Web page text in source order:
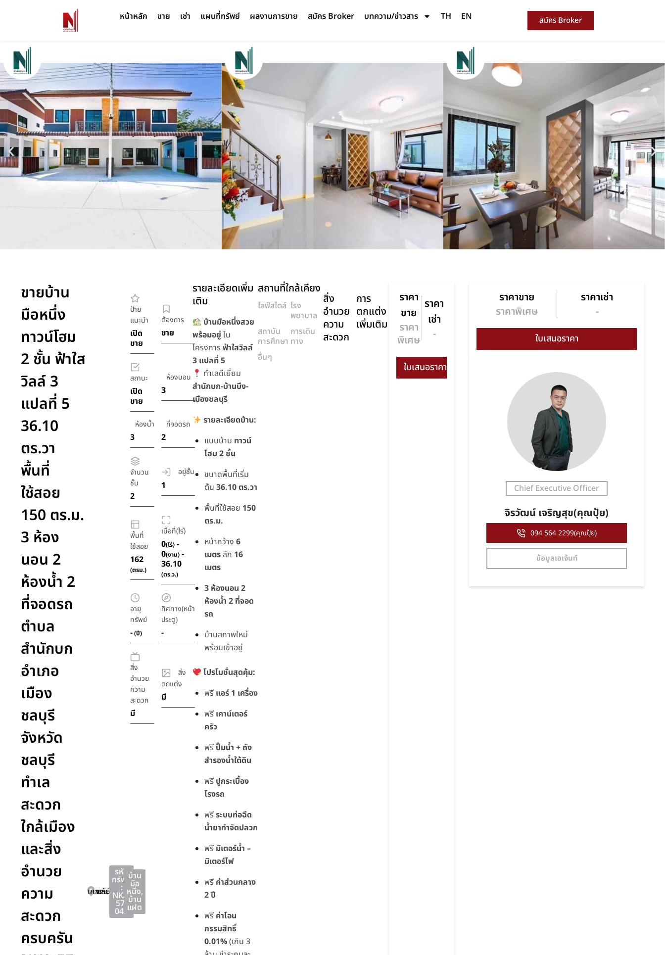
หน้าหลัก ขาย เช่า แผนที่ทรัพย์ ผลงานการขาย สมัคร Broker บทความ/ข่าวสาร TH EN สมัคร Broker
ขายบ้าน
มือหนึ่ง
ทาวน์โฮม
2 ชั้น ฟ้าใส
วิลล์ 3
แปลที่ 5
36.10
ตร.วา
พื้นที่
ใช้สอย
150 ตร.ม.
3 ห้อง
นอน 2
ห้องน้ำ 2
ที่จอดรถ
ตำบล
สำนักบก
อำเภอ
เมือง
ชลบุรี
จังหวัด
ชลบุรี
ทำเล
สะดวก
ใกล้เมือง
และสิ่ง
อำนวย
ความ
สะดวก
ครบครัน
เกาะลันตา
เกาะลันตา
กระบี่
รหัส
ทรัพย์
:
NKA-
57-
043
บ้าน
มือ
หนึ่ง,
บ้าน
แฝด
ป้าย
แนะนำ
เปิด
ขาย
ต้องการ
ขาย
สถานะ
เปิด
ขาย
ห้องนอน
3
ห้องน้ำ
3
ที่จอดรถ
2
จำนวน
ชั้น
2
อยู่ชั้น
1
พื้นที่
ใช้สอย
162
(ตรม.)
เนื้อที่(ไร่)
0(ไร่) -
0(งาน) -
36.10
(ตร.ว.)
อายุ
ทรัพย์
-(ปี)
ทิศทาง(หน้า
ประตู)
-
สิ่ง
อำนวย
ความ
สะดวก
มี
สิ่ง
ตกแต่ง
มี
รายละเอียดเพิ่ม
เติม
บ้านมือหนึ่งสวย
พร้อมอยู่ ใน
โครงการฟ้าใสวิลล์
3 แปลที่ 5
ทำเลดีเยี่ยม
สำนักบก-บ้านบึง-
เมืองชลบุรี
รายละเอียดบ้าน:
แบบบ้าน ทาวน์
โฮม 2 ชั้น
ขนาดพื้นที่เริ่ม
ต้น 36.10 ตร.วา
พื้นที่ใช้สอย 150
ตร.ม.
หน้ากว้าง 6
เมตรลึก 16
เมตร
3 ห้องนอน 2
ห้องน้ำ 2 ที่จอด
รถ
บ้านสภาพใหม่
พร้อมเข้าอยู่
โปรโมชั่นสุดคุ้ม:
ฟรี แอร์ 1 เครื่อง
ฟรี เคาน์เตอร์
ครัว
ฟรี ปั๊มน้ำ + ถัง
สำรองน้ำใต้ดิน
ฟรี ปูกระเบื้อง
โรงรถ
ฟรีระบบท่อฉีด
น้ำยากำจัดปลวก
ฟรี มิเตอร์น้ำ –
มิเตอร์ไฟ
ฟรี ค่าส่วนกลาง
2 ปี
ฟรี ค่าโอน
กรรมสิทธิ์
0.01%(เกิน 3
สถานที่ใกล้เคียง
ไลฟ์สไตล์ โรง
พยาบาล
สถาบัน
การศึกษา
การเดิน
ทาง
อื่นๆ
สิ่ง
อำนวย
ความ
สะดวก
การ
ตกแต่ง
เพิ่มเติม
ราคา
ขาย
ราคา
พิเศษ
ราคา
เช่า
-
ราคาขาย
ราคาพิเศษ
ราคาเช่า
-
Chief Executive Officer
จิรวัฒน์ เจริญสุข(คุณปุ้ย)
094 564 2299(คุณปุ้ย)
ข้อมูลเอเจ้นท์